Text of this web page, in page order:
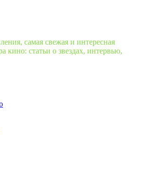
самая свежая и интересная
кино: статьи о звездах, интервью,